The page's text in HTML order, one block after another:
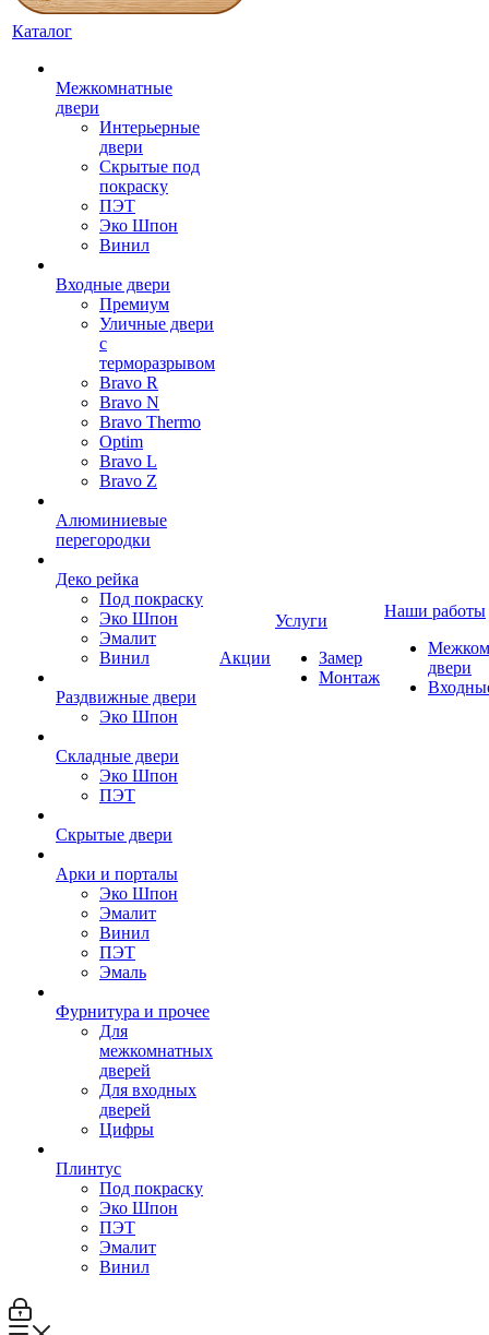
Каталог
Межкомнатные
двери
Интерьерные
двери
Скрытые под
покраску
ПЭТ
Эко Шпон
Винил
Входные двери
Премиум
Уличные двери
с
терморазрывом
Bravo R
Bravo N
Bravo Thermo
Optim
Bravo L
Bravo Z
Алюминиевые
перегородки
Деко рейка
Под покраску
Эко Шпон
Эмалит
Винил
Раздвижные двери
Эко Шпон
Складные двери
Эко Шпон
ПЭТ
Скрытые двери
Арки и порталы
Эко Шпон
Эмалит
Винил
ПЭТ
Эмаль
Фурнитура и прочее
Для
межкомнатных
дверей
Для входных
дверей
Цифры
Плинтус
Под покраску
Эко Шпон
ПЭТ
Эмалит
Винил
Акции
Услуги
Замер
Монтаж
Наши работы
двери